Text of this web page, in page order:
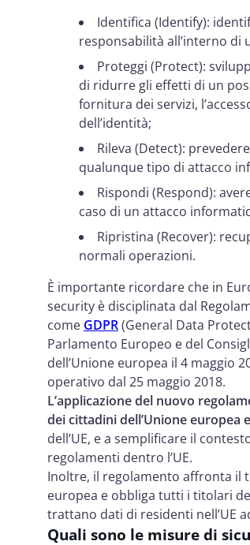
Identifica (Identify):
responsabilità all’interno
Proteggi (Protect):
di ridurre gli effetti di un
fornitura dei servizi,
dell’identità;
Rileva (Detect):
qualunque tipo di attacco
Rispondi (Respond):
caso di un attacco
Ripristina (Recover):
normali operazioni.
È importante ricordare che in
security è disciplinata dal
come GDPR(General Data
Parlamento Europeo e del
dell’Unione europea il 4 maggio
operativo dal 25 maggio 2018.
L’applicazione del nuovo
dei cittadini dell’Unione europea
dell’UE, e a semplificare il
regolamenti dentro l’UE.
Inoltre, il regolamento affronta il
europea e obbliga tutti i titolari
trattano dati di residenti nell’UE
Quali sono le misure di